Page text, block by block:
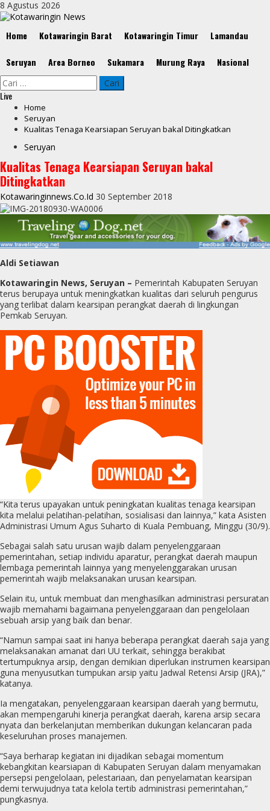
Skip
to
8 Agustus 2026
Menu
Home Kotawaringin Barat Kotawaringin Timur Lamandau
Seruyan Area Borneo Sukamara Murung Raya Nasional
Cari
untuk:
Live
Home
Seruyan
Kualitas Tenaga Kearsiapan Seruyan bakal Ditingkatkan
Seruyan
Kualitas Tenaga Kearsiapan Seruyan bakal
Ditingkatkan
Kotawaringinnews.co.id 30 September 2018
Aldi Setiawan
Kotawaringin News, Seruyan – Pemerintah Kabupaten Seruyan
terus berupaya untuk meningkatkan kualitas dari seluruh pengurus
yang terlibat dalam kearsipan perangkat daerah di lingkungan
Pemkab Seruyan.
“Kita terus upayakan untuk peningkatan kualitas tenaga kearsipan
kita melalui pelatihan-pelatihan, sosialisasi dan lainnya,” kata Asisten
Administrasi Umum Agus Suharto di Kuala Pembuang, Minggu (30/9).
Sebagai salah satu urusan wajib dalam penyelenggaraan
pemerintahan, setiap individu aparatur, perangkat daerah maupun
lembaga pemerintah lainnya yang menyelenggarakan urusan
pemerintah wajib melaksanakan urusan kearsipan.
Selain itu, untuk membuat dan menghasilkan administrasi persuratan
wajib memahami bagaimana penyelenggaraan dan pengelolaan
sebuah arsip yang baik dan benar.
“Namun sampai saat ini hanya beberapa perangkat daerah saja yang
melaksanakan amanat dari UU terkait, sehingga berakibat
tertumpuknya arsip, dengan demikian diperlukan instrumen kearsipan
guna menyusutkan tumpukan arsip yaitu Jadwal Retensi Arsip (JRA),”
katanya.
Ia mengatakan, penyelenggaraan kearsipan daerah yang bermutu,
akan mempengaruhi kinerja perangkat daerah, karena arsip secara
nyata dan berkelanjutan memberikan dukungan kelancaran pada
keseluruhan proses manajemen.
“Saya berharap kegiatan ini dijadikan sebagai momentum
kebangkitan kearsiapan di Kabupaten Seruyan dalam menyamakan
persepsi pengelolaan, pelestariaan, dan penyelamatan kearsipan
demi terwujudnya tata kelola tertib administrasi pemerintahan,”
pungkasnya.